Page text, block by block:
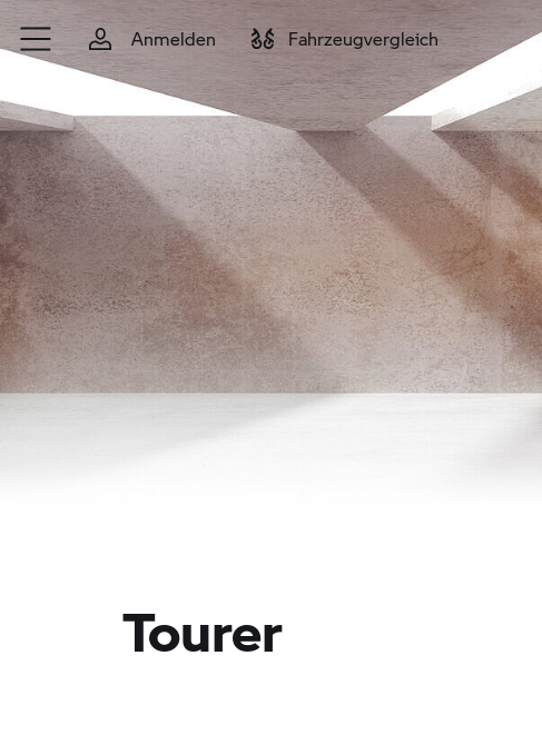
Zum Hauptinhalt springen
Anmelden Fahrzeugvergleich
Tourer